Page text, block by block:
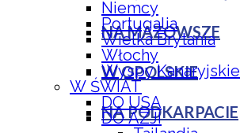
NA MAZOWSZE
W OPOLSKIE
NA PODKARPACIE
Niemcy
Portugalia
Wielka Brytania
Włochy
Wyspy Kanaryjskie
W ŚWIAT
DO USA
DO AZJI